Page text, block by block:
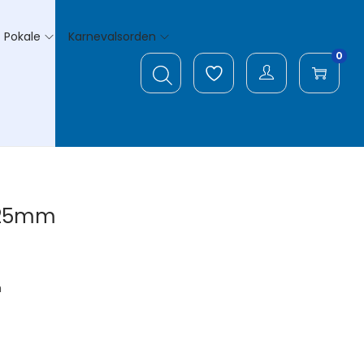
Pokale Karnevalsorden
0